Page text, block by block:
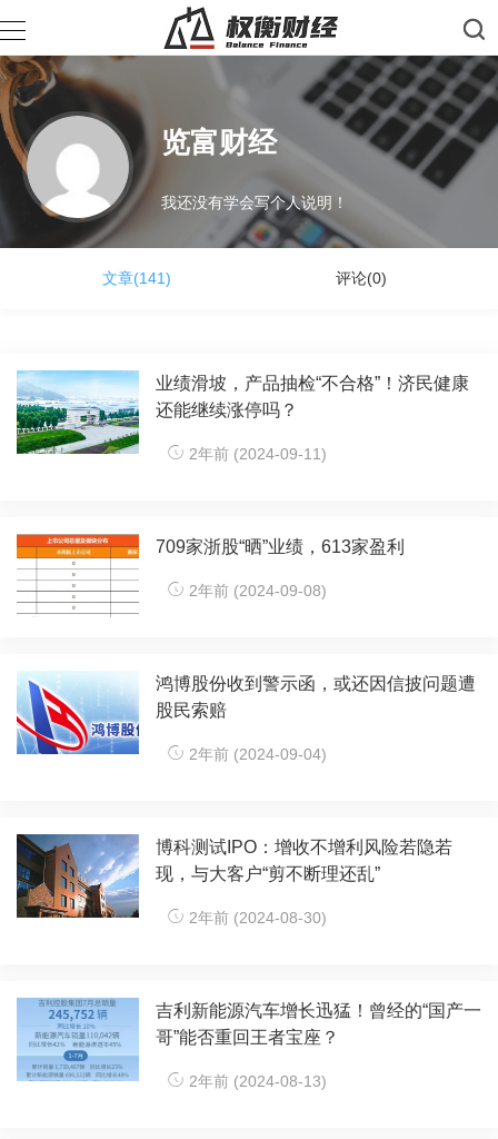
览富财经
我还没有学会写个人说明！
文章(141) 评论(0)
业绩滑坡，产品抽检“不合格”！济民健康
还能继续涨停吗？
2年前 (2024-09-11)
709家浙股“晒”业绩，613家盈利
2年前 (2024-09-08)
鸿博股份收到警示函，或还因信披问题遭
股民索赔
2年前 (2024-09-04)
博科测试IPO：增收不增利风险若隐若
现，与大客户“剪不断理还乱”
2年前 (2024-08-30)
吉利新能源汽车增长迅猛！曾经的“国产一
哥”能否重回王者宝座？
2年前 (2024-08-13)